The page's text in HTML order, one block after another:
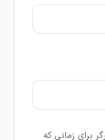
برای زمانی که